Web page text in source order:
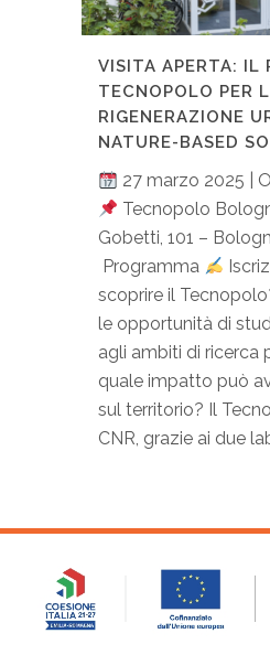
VISITA APERTA: IL
TECNOPOLO PER
RIGENERAZIONE
NATURE-BASED
27 marzo 2025 |
Tecnopolo
Gobetti, 101 –
Programma
scoprire il
le opportunità di
agli ambiti di ricerca
quale impatto può
sul territorio? Il
CNR, grazie ai due